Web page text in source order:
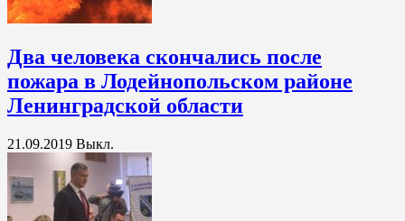
Два человека скончались после
пожара в Лодейнопольском районе
Ленинградской области
21.09.2019 Выкл.